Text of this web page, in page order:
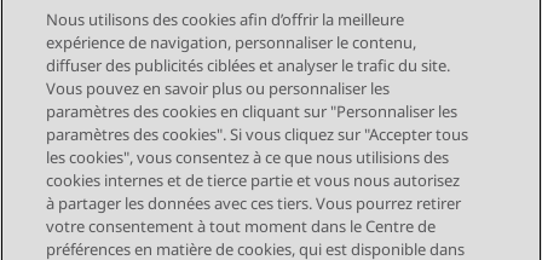
Send Feedback
Navigation par sujet
Sujet précédent Sujet suivant
Nous utilisons des cookies afin d’offrir la meilleure
expérience de navigation, personnaliser le contenu,
diffuser des publicités ciblées et analyser le trafic du site.
Vous pouvez en savoir plus ou personnaliser les
paramètres des cookies en cliquant sur "Personnaliser les
paramètres des cookies". Si vous cliquez sur "Accepter tous
les cookies", vous consentez à ce que nous utilisions des
cookies internes et de tierce partie et vous nous autorisez
à partager les données avec ces tiers. Vous pourrez retirer
votre consentement à tout moment dans le Centre de
préférences en matière de cookies, qui est disponible dans